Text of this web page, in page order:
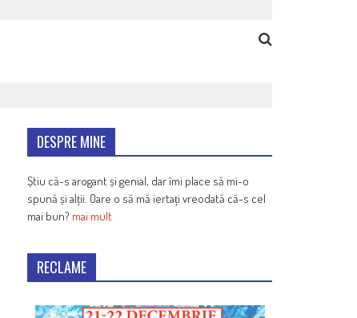
DESPRE MINE
Știu că-s arogant și genial, dar îmi place să mi-o
spună și alții. Oare o să mă iertați vreodată că-s cel
mai bun? mai mult
RECLAME